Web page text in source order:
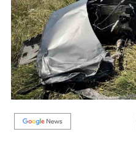
MAGAZİN
GALERİ
VİDEO
YAZARLAR
BİZE
ULAŞIN